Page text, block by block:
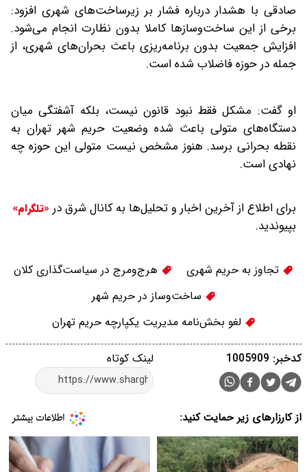
صادقی با هشدار درباره فشار بر زیرساخت‌های شهری افزود:
برخی از این ساخت‌وسازها کاملا بدون نظارت انجام می‌شود.
افزایش جمعیت بدون برنامه‌ریزی باعث بحران‌های شهری، از
جمله در حوزه فاضلاب شده است.
او گفت: مشکل فقط نبود قانون نیست، بلکه آشفتگی میان
دستگاه‌های متولی باعث شده وضعیت حریم شهر تهران به
نقطه بحرانی برسد. هنوز مشخص نیست متولی این حوزه چه
نهادی است.
برای اطلاع از آخرین اخبار و تحلیل‌ها به کانال شرق در «تلگرام»
بپیوندید.
تجاوز به حریم شهری
هرج‌ومرج در سیاست‌گذاری کلان
ساخت‌وساز در حریم شهر
لغو بخش‌نامه مدیریت یکپارچه حریم تهران
لینک کوتاه کدخبر: 1005909
از کارزارهای زیر حمایت کنید: